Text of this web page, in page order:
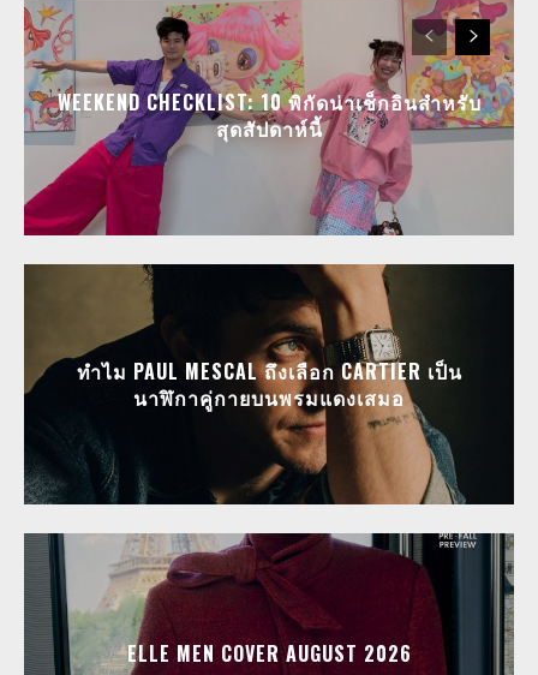
WEEKEND CHECKLIST: 10 พิกัดน่าเช็กอินสำหรับ
สุดสัปดาห์นี้
ทำไม PAUL MESCAL ถึงเลือก CARTIER เป็น
นาฬิกาคู่กายบนพรมแดงเสมอ
ELLE MEN COVER AUGUST 2026